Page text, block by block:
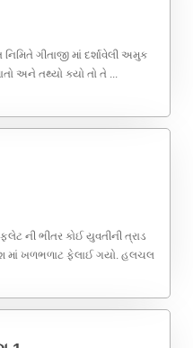
ગીતાજી માં દર્શાવેલી અમુક
અને તથ્યો કયો તો તે ...
ની ભીતર કોઈ યુવતીની ત્રાડ
માં ખળભળાટ ફેલાઈ ગયો. હલચલ